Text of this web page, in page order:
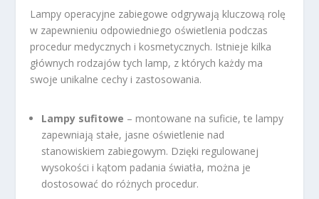
Lampy operacyjne zabiegowe odgrywają kluczową rolę
w zapewnieniu odpowiedniego oświetlenia podczas
procedur medycznych i kosmetycznych. Istnieje kilka
głównych rodzajów tych lamp, z których każdy ma
swoje unikalne cechy i zastosowania.
Lampy sufitowe – montowane na suficie, te lampy
zapewniają stałe, jasne oświetlenie nad
stanowiskiem zabiegowym. Dzięki regulowanej
wysokości i kątom padania światła, można je
dostosować do różnych procedur.